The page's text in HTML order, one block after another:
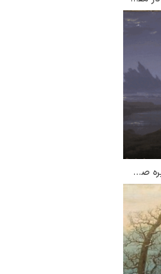
جزیره صخره ای در ساحل دریا – کاسپار داوید فریدریش